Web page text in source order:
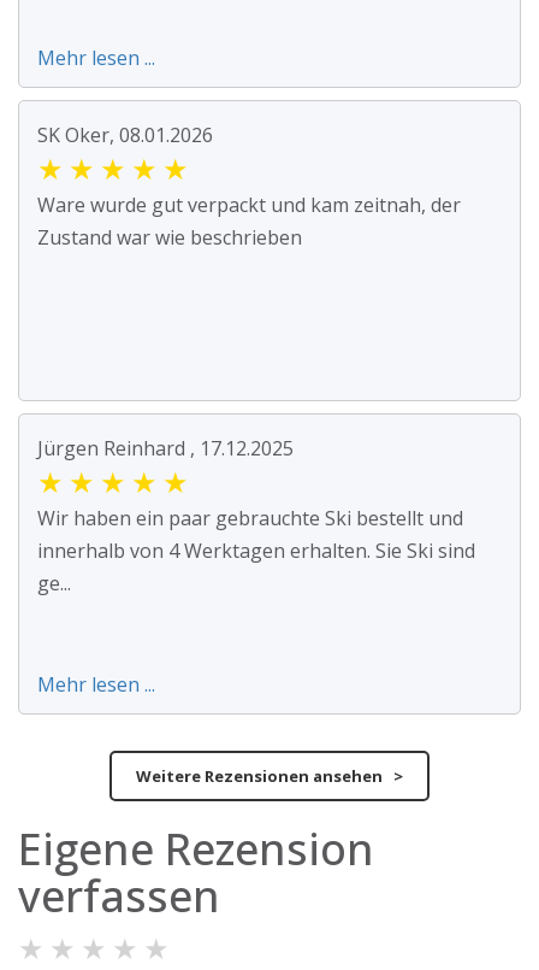
Mehr lesen ...
SK Oker, 08.01.2026
★ ★ ★ ★ ★
Ware wurde gut verpackt und kam zeitnah, der
Zustand war wie beschrieben
Jürgen Reinhard , 17.12.2025
★ ★ ★ ★ ★
Wir haben ein paar gebrauchte Ski bestellt und
innerhalb von 4 Werktagen erhalten. Sie Ski sind
ge...
Mehr lesen ...
Weitere Rezensionen ansehen >
Eigene Rezension
verfassen
★ ★ ★ ★ ★